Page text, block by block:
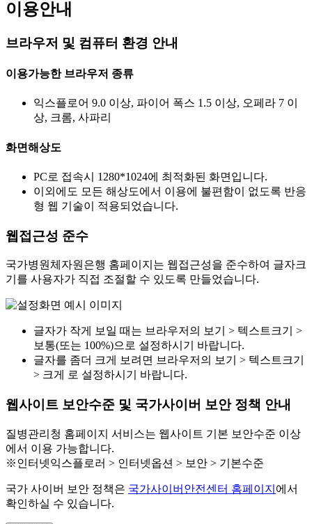
이용안내
브라우저 및 컴퓨터 환경 안내
이용가능한 브라우저 종류
익스플로어 9.0 이상, 파이어 폭스 1.5 이상, 오페라 7 이
상, 크롬, 사파리
화면해상도
PC로 접속시 1280*1024에 최적화된 화면입니다.
이외에도 모든 해상도에서 이용에 불편함이 없도록 반응
형 웹 기술이 적용되었습니다.
웹접근성 준수
국가병원체자원은행 홈페이지는 웹접근성을 준수하여 글자크
기를 사용자가 직접 조절할 수 있도록 만들었습니다.
글자가 작게 보일 때는 브라우저의 보기 > 텍스트크기 >
보통(또는 100%)으로 설정하시기 바랍니다.
글자를 좀더 크게 보려면 브라우저의 보기 > 텍스트크기
> 크게 로 설정하시기 바랍니다.
웹사이트 보안수준 및 국가사이버 보안 정책 안내
질병관리청 홈페이지 서비스는 웹사이트 기본 보안수준 이상
에서 이용 가능합니다.
※인터넷익스플로러 > 인터넷옵션 > 보안 > 기본수준
국가 사이버 보안 정책은 국가사이버안전센터 홈페이지 에서
확인하실 수 있습니다.